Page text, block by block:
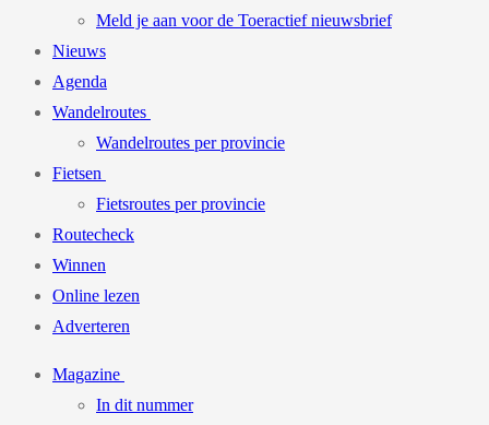
Meld je aan voor de Toeractief nieuwsbrief
Nieuws
Agenda
Wandelroutes
Wandelroutes per provincie
Fietsen
Fietsroutes per provincie
Routecheck
Winnen
Online lezen
Adverteren
Magazine
In dit nummer